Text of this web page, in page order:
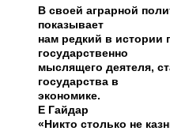
В своей аграрной
показывает
нам редкий в истории
государственно
мыслящего деятеля,
государства в
экономике.
Е Гайдар
«Никто столько не